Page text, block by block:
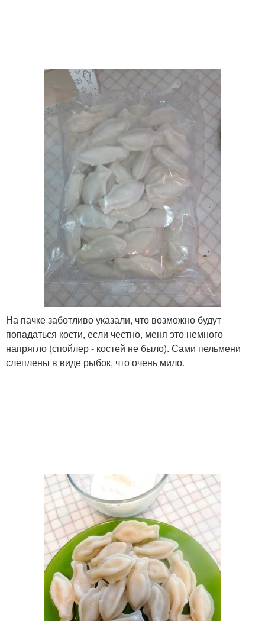
На пачке заботливо указали, что возможно будут
попадаться кости, если честно, меня это немного
напрягло (спойлер - костей не было). Сами пельмени
слеплены в виде рыбок, что очень мило.